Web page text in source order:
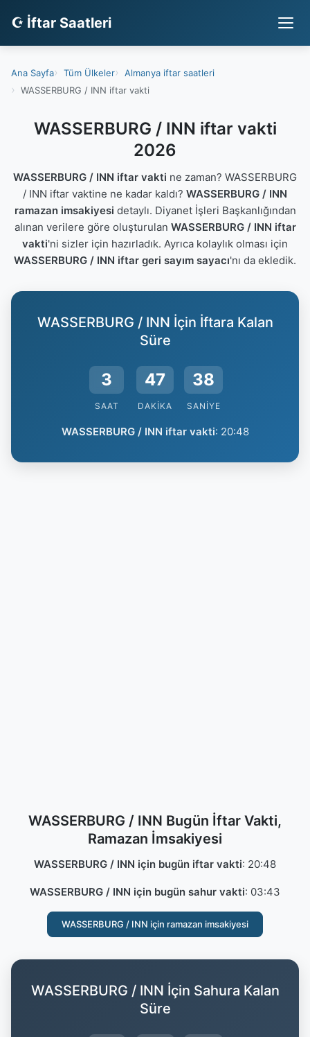
☪ İftar Saatleri
Ana Sayfa Tüm Ülkeler
Almanya iftar saatleri
WASSERBURG / INN iftar vakti
WASSERBURG / INN iftar vakti
2026
WASSERBURG / INN iftar vakti ne zaman? WASSERBURG
/ INN iftar vaktine ne kadar kaldı? WASSERBURG / INN
ramazan imsakiyesi detaylı. Diyanet İşleri Başkanlığından
alınan verilere göre oluşturulan WASSERBURG / INN iftar
vakti'ni sizler için hazırladık. Ayrıca kolaylık olması için
WASSERBURG / INN iftar geri sayım sayacı'nı da ekledik.
WASSERBURG / INN İçin İftara Kalan
Süre
3
SAAT
47
DAKIKA
37
SANIYE
WASSERBURG / INN iftar vakti: 20:48
WASSERBURG / INN Bugün İftar Vakti,
Ramazan İmsakiyesi
WASSERBURG / INN için bugün iftar vakti: 20:48
WASSERBURG / INN için bugün sahur vakti: 03:43
WASSERBURG / INN için ramazan imsakiyesi
WASSERBURG / INN İçin Sahura Kalan
Süre